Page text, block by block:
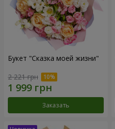
Букет "Сказка моей жизни"
2 221 грн
Заказать